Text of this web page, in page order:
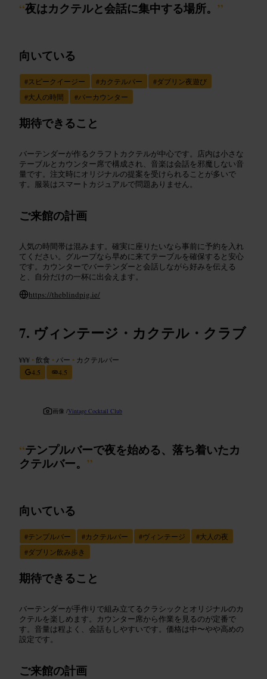
“夜はカクテルと会話に集中する場所。 ”
向いている
#スピークイージー #カクテルバー #ダブリン夜遊び
#大人の時間 #バーカウンター
期待できること
バーテンダーが作るクラフトカクテルが中心です。店内は小さな
テーブルとカウンター席で構成され、音楽は会話を邪魔しない音
量です。注文時にオリジナルの提案を受けられることが多いで
す。服装はスマートカジュアルで問題ありません。
ご来館の計画
人気の時間帯は混みます。確実に座りたいなら事前に予約を入れ
てください。グループなら早めに来てテーブルを確保すると安心
です。カウンターでバーテンダーと会話しながら好みを伝える
と、自分だけの一杯に出会えます。
https://theblindpig.ie/
ヴィンテージ・カクテル・クラブ
¥¥¥ • 飲食 • バー • カクテルバー
4.5
4.5
画像 /Vintage Cocktail Club
“テンプルバーで夜を始める、落ち着いたカ
クテルバー。 ”
向いている
#テンプルバー #カクテルバー #ヴィンテージ #大人の夜
#ダブリン飲み歩き
期待できること
バーテンダーが手作りで組み立てるクラシックとオリジナルのカ
クテルを楽しめます。カウンター席から作業を見るのが定番で
す。音量は程よく、会話もしやすいです。価格は中〜やや高めの
設定です。
ご来館の計画